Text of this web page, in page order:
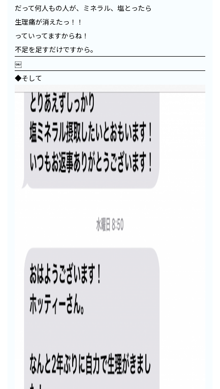
だって何人もの人が、ミネラル、塩とったら
生理痛が消えたっ！！
っていってますからね！
不足を足すだけですから。
￼
◆そして